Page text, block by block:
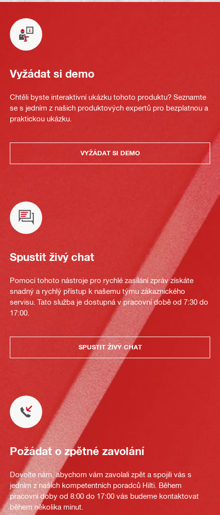
Vyžádat si demo
Chtěli byste interaktivní ukázku tohoto produktu? Seznamte
se s jedním z našich produktových expertů pro bezplatnou a
praktickou ukázku.
VYŽÁDAT SI DEMO
Spustit živý chat
Pomocí tohoto nástroje pro rychlé zasílání zpráv získáte
snadný a rychlý přístup k našemu týmu zákaznického
servisu. Tato služba je dostupná v pracovní době od 7:30 do
17:00.
SPUSTIT ŽIVÝ CHAT
Požádat o zpětné zavolání
Dovolte nám, abychom vám zavolali zpět a spojili vás s
jedním z našich kompetentních poradců Hilti. Během
pracovní doby od 8:00 do 17:00 vás budeme kontaktovat
během několika minut.